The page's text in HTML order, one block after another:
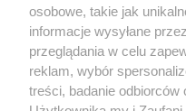
Nie zapomnij
zapoznać się z:
polityką prywatności
osobowe, takie jak
informacje wysyłane
przeglądania w celu
reklam, wybór
treści, badanie odbiorców